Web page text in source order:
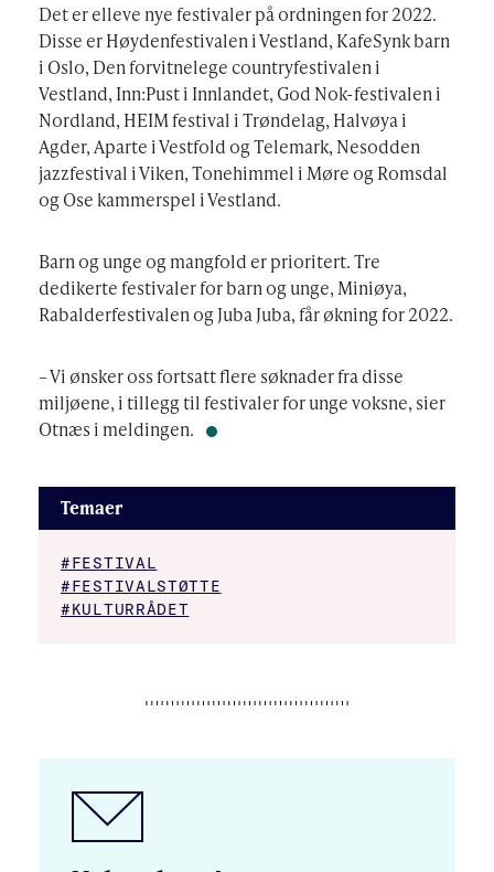
Det er elleve nye festivaler på ordningen for 2022.
Disse er Høydenfestivalen i Vestland, KafeSynk barn
i Oslo, Den forvitnelege countryfestivalen i
Vestland, Inn:Pust i Innlandet, God Nok-festivalen i
Nordland, HEIM festival i Trøndelag, Halvøya i
Agder, Aparte i Vestfold og Telemark, Nesodden
jazzfestival i Viken, Tonehimmel i Møre og Romsdal
og Ose kammerspel i Vestland.
Barn og unge og mangfold er prioritert. Tre
dedikerte festivaler for barn og unge, Miniøya,
Rabalderfestivalen og Juba Juba, får økning for 2022.
– Vi ønsker oss fortsatt flere søknader fra disse
miljøene, i tillegg til festivaler for unge voksne, sier
Otnæs i meldingen.
Temaer
#FESTIVAL
#FESTIVALSTØTTE
#KULTURRÅDET